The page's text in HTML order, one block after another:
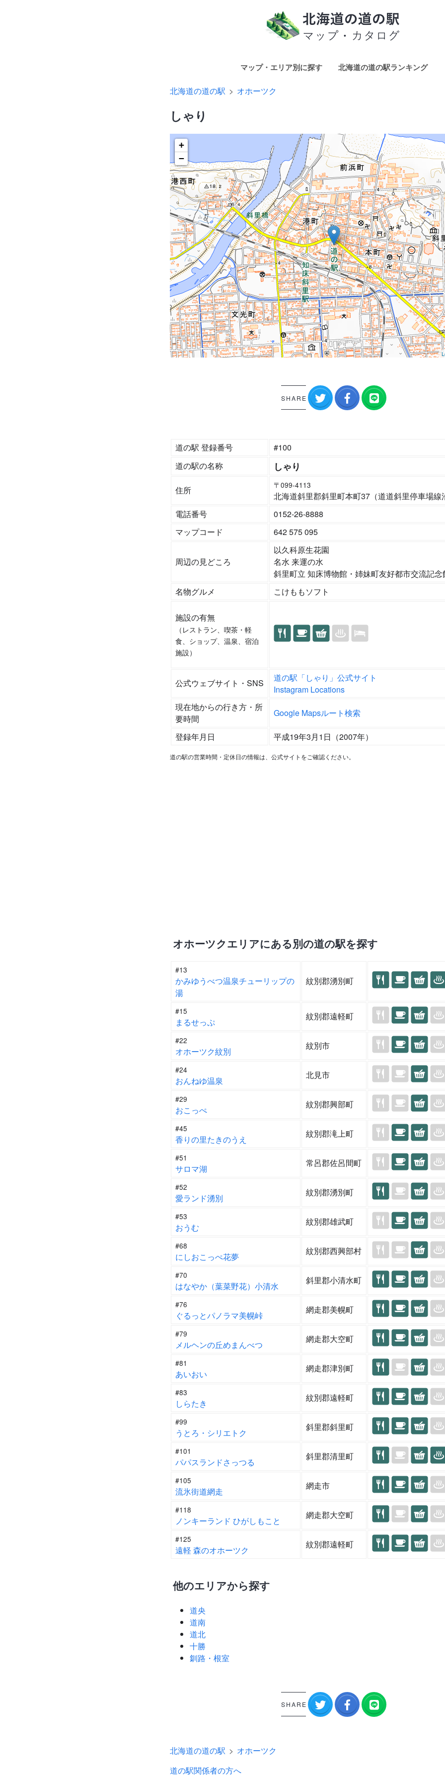
マップ・エリア別に探す 北海道の道の駅ランキング
北海道の道の駅 オホーツク
しゃり
+
−
SHARE
道の駅 登録番号
#100
道の駅の名称
しゃり
住所 〒099-4113
北海道斜里郡斜里町本町37（道道斜里停車場線
電話番号
0152-26-8888
マップコード
642 575 095
周辺の見どころ
以久科原生花園
名水 来運の水
斜里町立 知床博物館・姉妹町友好都市交流記念
名物グルメ
こけももソフト
施設の有無
（レストラン、喫茶・軽
食、ショップ、温泉、宿泊
施設）
公式ウェブサイト・SNS
道の駅「しゃり」公式サイト
Instagram Locations
現在地からの行き方・所
要時間
Google Mapsルート検索
登録年月日 平成19年3月1日（2007年）
道の駅の営業時間・定休日の情報は、公式サイトをご確認ください。
オホーツクエリアにある別の道の駅を探す
#13
かみゆうべつ温泉チューリップの
湯
紋別郡湧別町
#15
まるせっぷ
紋別郡遠軽町
#22
オホーツク紋別
紋別市
#24
おんねゆ温泉
北見市
#29
おこっぺ
紋別郡興部町
#45
香りの里たきのうえ
紋別郡滝上町
#51
サロマ湖
常呂郡佐呂間町
#52
愛ランド湧別
紋別郡湧別町
#53
おうむ
紋別郡雄武町
#68
にしおこっぺ花夢
紋別郡西興部村
#70
はなやか（葉菜野花）小清水
斜里郡小清水町
#76
ぐるっとパノラマ美幌峠
網走郡美幌町
#79
メルヘンの丘めまんべつ
網走郡大空町
#81
あいおい
網走郡津別町
#83
しらたき
紋別郡遠軽町
#99
うとろ・シリエトク
斜里郡斜里町
#101
パパスランドさっつる
斜里郡清里町
#105
流氷街道網走
網走市
#118
ノンキーランド ひがしもこと
網走郡大空町
#125
遠軽 森のオホーツク
紋別郡遠軽町
他のエリアから探す
道央
道南
道北
十勝
釧路・根室
SHARE
北海道の道の駅
オホーツク
道の駅関係者の方へ